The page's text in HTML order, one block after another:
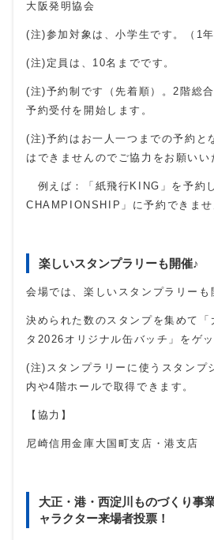
大阪発明協会
(注)参加対象は、小学生です。（1
(注)定員は、10名までです。
(注)予約制です（先着順）。2階総
予約受付を開始します。
(注)予約はお一人一つまでの予約と
はできませんのでご協力をお願いい
例えば：「紙飛行KING」を予約
CHAMPIONSHIP」に予約できませ
楽しいスタンプラリーも開催♪
会場では、楽しいスタンプラリーも
決められた数のスタンプを集めて「
タ2026オリジナル缶バッチ」をゲ
(注)スタンプラリーに使うスタンプ
内や4階ホールで取得できます。
【協力】
尼崎信用金庫大国町支店・港支店
大正・港・西淀川ものづくり事
ャラクター来場者投票！